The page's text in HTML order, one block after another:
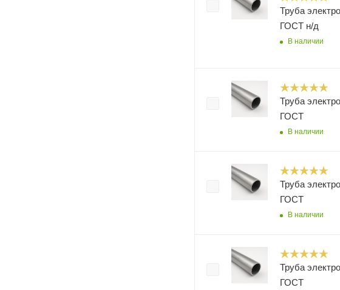
Труба
ГОСТ н/д
В наличии
Труба
ГОСТ
В наличии
Труба
ГОСТ
В наличии
Труба
ГОСТ